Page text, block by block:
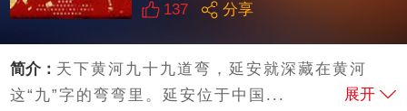
137 分享
简介： 天下黄河九十九道弯，延安就深藏在黄河
这“九”字的弯弯里。延安位于中国...
展开